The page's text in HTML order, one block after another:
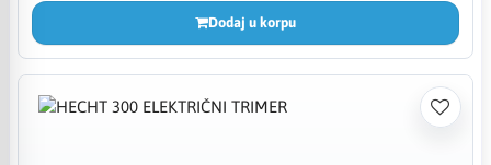
Dodaj u korpu